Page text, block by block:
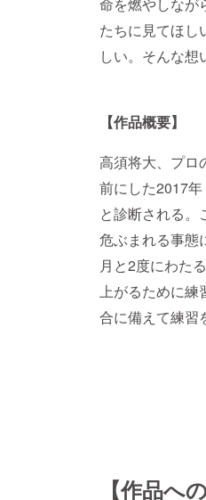
たちに見てほし
しい。そんな想
【作品概要】
高須将大、プロ
前にした2017
と診断される
危ぶまれる事態
月と2度にわた
上がるために練
合に備えて練習
【作品へ